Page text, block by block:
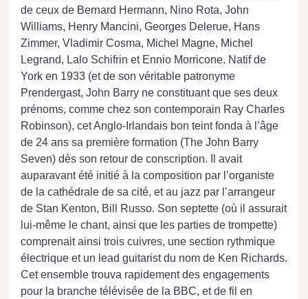
de ceux de Bernard Hermann, Nino Rota, John
Williams, Henry Mancini, Georges Delerue, Hans
Zimmer, Vladimir Cosma, Michel Magne, Michel
Legrand, Lalo Schifrin et Ennio Morricone. Natif de
York en 1933 (et de son véritable patronyme
Prendergast, John Barry ne constituant que ses deux
prénoms, comme chez son contemporain Ray Charles
Robinson), cet Anglo-Irlandais bon teint fonda à l’âge
de 24 ans sa première formation (The John Barry
Seven) dès son retour de conscription. Il avait
auparavant été initié à la composition par l’organiste
de la cathédrale de sa cité, et au jazz par l’arrangeur
de Stan Kenton, Bill Russo. Son septette (où il assurait
lui-même le chant, ainsi que les parties de trompette)
comprenait ainsi trois cuivres, une section rythmique
électrique et un lead guitarist du nom de Ken Richards.
Cet ensemble trouva rapidement des engagements
pour la branche télévisée de la BBC, et de fil en